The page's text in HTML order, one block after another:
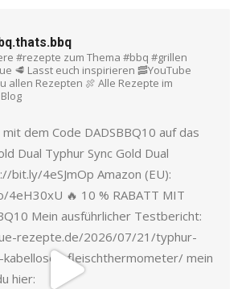
#rezepte zum Thema #bbq #grillen
🥩 Lasst euch inspirieren 🥓YouTube
allen Rezepten 🍖 Alle Rezepte im